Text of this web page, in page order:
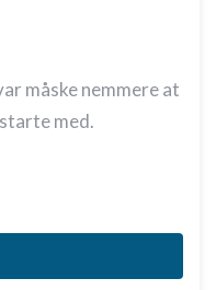
måske nemmere at
med.